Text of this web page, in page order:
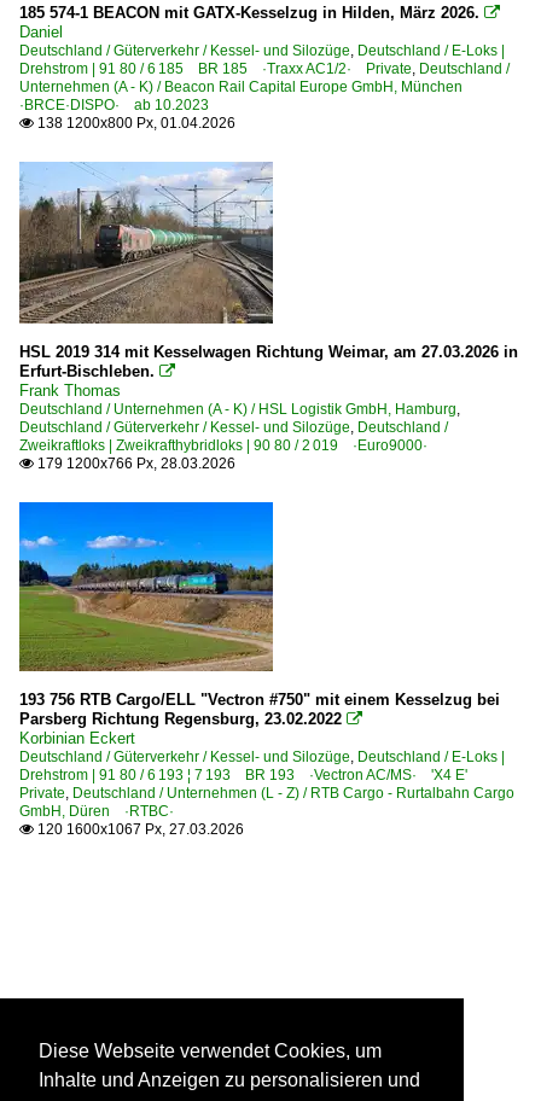
185 574-1 BEACON mit GATX-Kesselzug in Hilden, März 2026. 
Daniel
Deutschland / Güterverkehr / Kessel- und Silozüge Deutschland / E-Loks |
Drehstrom | 91 80 / 6 185 BR 185 ·Traxx AC1/2· Private Deutschland /
Unternehmen (A - K) / Beacon Rail Capital Europe GmbH, München
·BRCE·DISPO· ab 10.2023
 138 1200x800 Px, 01.04.2026
HSL 2019 314 mit Kesselwagen Richtung Weimar, am 27.03.2026 in
Erfurt-Bischleben. 
Frank Thomas
Deutschland / Unternehmen (A - K) / HSL Logistik GmbH, Hamburg
Deutschland / Güterverkehr / Kessel- und Silozüge Deutschland /
Zweikraftloks | Zweikrafthybridloks | 90 80 / 2 019 ·Euro9000·
 179 1200x766 Px, 28.03.2026
193 756 RTB Cargo/ELL "Vectron #750" mit einem Kesselzug bei
Parsberg Richtung Regensburg, 23.02.2022 
Korbinian Eckert
Deutschland / Güterverkehr / Kessel- und Silozüge Deutschland / E-Loks |
Drehstrom | 91 80 / 6 193 ¦ 7 193 BR 193 ·Vectron AC/MS· 'X4 E'
Private Deutschland / Unternehmen (L - Z) / RTB Cargo - Rurtalbahn Cargo
GmbH, Düren ·RTBC·
 120 1600x1067 Px, 27.03.2026
Diese Webseite verwendet Cookies, um
Inhalte und Anzeigen zu personalisieren und